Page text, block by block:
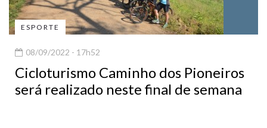
ESPORTE
08/09/2022 - 17h52
Cicloturismo Caminho dos Pioneiros
será realizado neste final de semana